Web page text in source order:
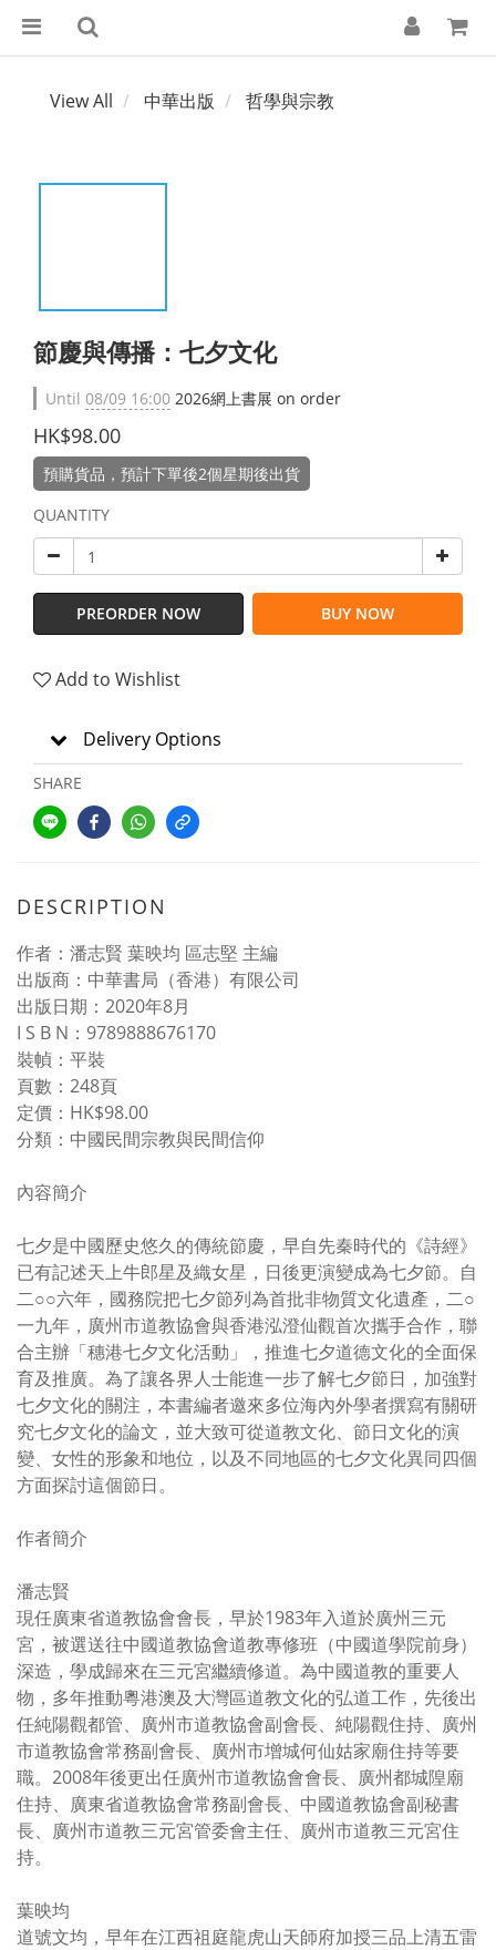
View All 中華出版 哲學與宗教
節慶與傳播：七夕文化
Until 08/09 16:00 2026網上書展 on order
HK$98.00
預購貨品，預計下單後2個星期後出貨
QUANTITY
PREORDER NOW BUY NOW
Add to Wishlist
Delivery Options
SHARE
DESCRIPTION
作者：潘志賢 葉映均 區志堅 主編
出版商：中華書局（香港）有限公司
出版日期：2020年8月
I S B N：9789888676170
裝幀：平裝
頁數：248頁
定價：HK$98.00
分類：中國民間宗教與民間信仰
內容簡介
七夕是中國歷史悠久的傳統節慶，早自先秦時代的《詩經》
已有記述天上牛郎星及織女星，日後更演變成為七夕節。自
二○○六年，國務院把七夕節列為首批非物質文化遺產，二○
一九年，廣州市道教協會與香港泓澄仙觀首次攜手合作，聯
合主辦「穗港七夕文化活動」，推進七夕道德文化的全面保
育及推廣。為了讓各界人士能進一步了解七夕節日，加強對
七夕文化的關注，本書編者邀來多位海內外學者撰寫有關研
究七夕文化的論文，並大致可從道教文化、節日文化的演
變、女性的形象和地位，以及不同地區的七夕文化異同四個
方面探討這個節日。
作者簡介
潘志賢
現任廣東省道教協會會長，早於1983年入道於廣州三元
宮，被選送往中國道教協會道教專修班（中國道學院前身）
深造，學成歸來在三元宮繼續修道。為中國道教的重要人
物，多年推動粵港澳及大灣區道教文化的弘道工作，先後出
任純陽觀都管、廣州市道教協會副會長、純陽觀住持、廣州
市道教協會常務副會長、廣州市增城何仙姑家廟住持等要
職。2008年後更出任廣州市道教協會會長、廣州都城隍廟
住持、廣東省道教協會常務副會長、中國道教協會副秘書
長、廣州市道教三元宮管委會主任、廣州市道教三元宮住
持。
葉映均
道號文均，早年在江西祖庭龍虎山天師府加授三品上清五雷